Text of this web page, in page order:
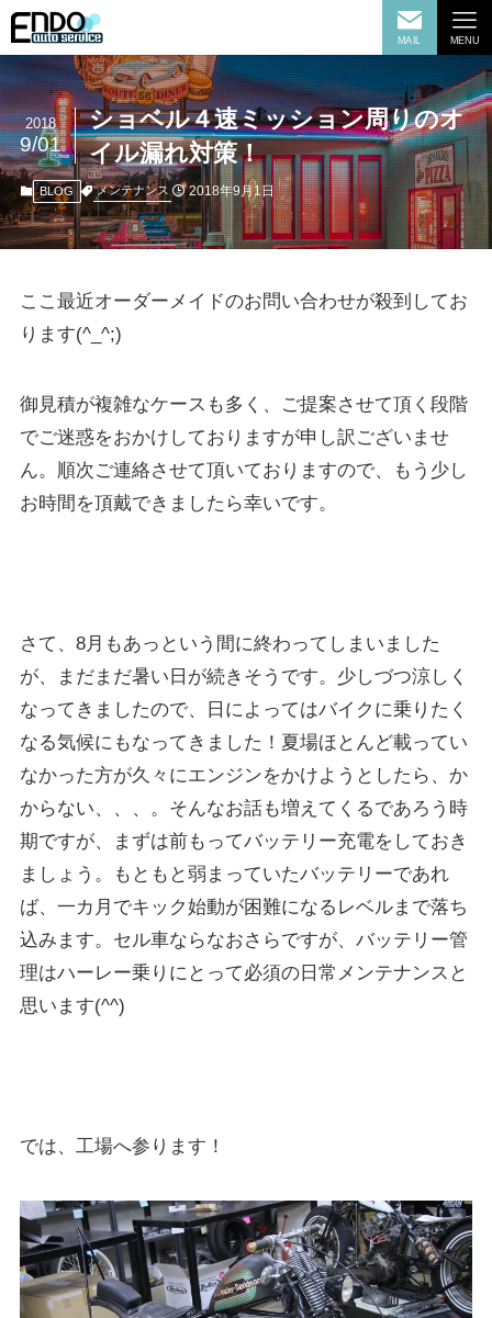
MAIL MENU
ショベル４速ミッション周りのオ
イル漏れ対策！
2018
9/01
BLOG メンテナンス 2018年9月1日
ここ最近オーダーメイドのお問い合わせが殺到してお
ります(^_^;)
御見積が複雑なケースも多く、ご提案させて頂く段階
でご迷惑をおかけしておりますが申し訳ございませ
ん。順次ご連絡させて頂いておりますので、もう少し
お時間を頂戴できましたら幸いです。
さて、8月もあっという間に終わってしまいました
が、まだまだ暑い日が続きそうです。少しづつ涼しく
なってきましたので、日によってはバイクに乗りたく
なる気候にもなってきました！夏場ほとんど載ってい
なかった方が久々にエンジンをかけようとしたら、か
からない、、、。そんなお話も増えてくるであろう時
期ですが、まずは前もってバッテリー充電をしておき
ましょう。もともと弱まっていたバッテリーであれ
ば、一カ月でキック始動が困難になるレベルまで落ち
込みます。セル車ならなおさらですが、バッテリー管
理はハーレー乗りにとって必須の日常メンテナンスと
思います(^^)
では、工場へ参ります！